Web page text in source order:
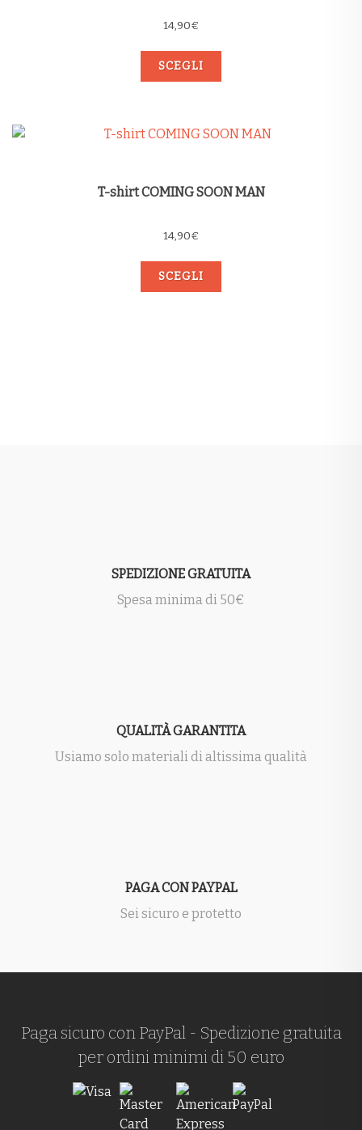
14,90€
SCEGLI
T-shirt COMING SOON MAN
14,90€
SCEGLI
SPEDIZIONE GRATUITA
Spesa minima di 50€
QUALITÀ GARANTITA
Usiamo solo materiali di altissima qualità
PAGA CON PAYPAL
Sei sicuro e protetto
Paga sicuro con PayPal - Spedizione gratuita
per ordini minimi di 50 euro